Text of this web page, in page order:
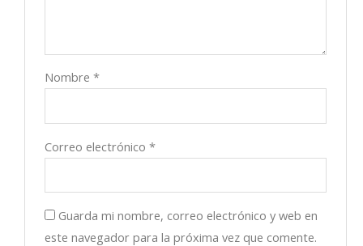
Nombre*
Correo electrónico*
Guarda mi nombre, correo electrónico y web en
este navegador para la próxima vez que comente.